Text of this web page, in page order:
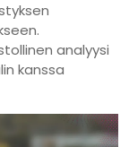
analyysi
kanssa